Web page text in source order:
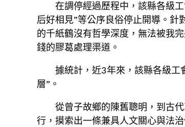
在調停經過歷程中，該縣各級
后好相見”等公序良俗停止開導。針
的千紙鶴沒有哲學深度，無法被我
錢的膠葛處理渠道。
據統計，近3年來，該縣各級工
層”。
從曾子故鄉的陳舊聰明，到古
行，摸索出一條兼具人文關心與法